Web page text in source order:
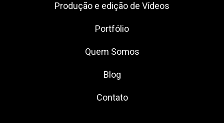
Produção e edição de Vídeos
Portfólio
Quem Somos
Blog
Contato